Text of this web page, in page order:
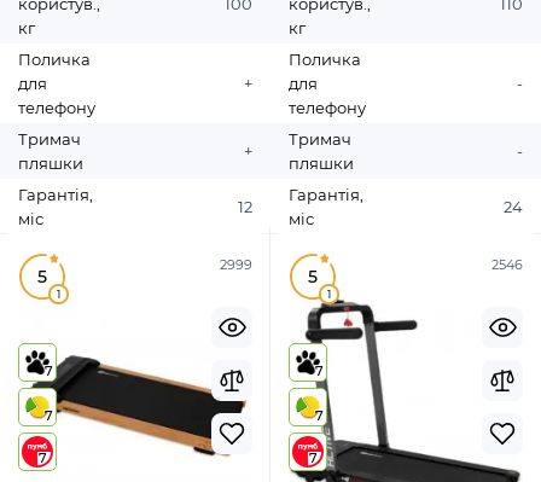
кг
Поличка
для
телефону
+
Тримач
пляшки
+
Гарантія,
міс
12
кг
Поличка
для
телефону
-
Тримач
пляшки
-
Гарантія,
міс
24
2999
5
1
7
7
7
2546
5
1
7
7
7